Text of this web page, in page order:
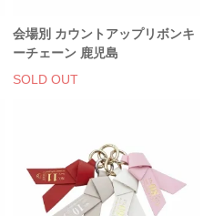
会場別 カウントアップリボンキ
ーチェーン 鹿児島
SOLD OUT